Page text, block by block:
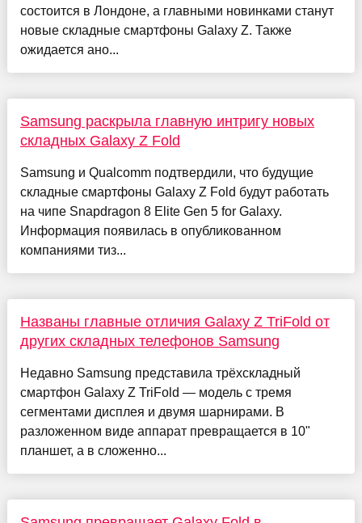
состоится в Лондоне, а главными новинками станут
новые складные смартфоны Galaxy Z. Также
ожидается ано...
Samsung раскрыла главную интригу новых
складных Galaxy Z Fold
Samsung и Qualcomm подтвердили, что будущие
складные смартфоны Galaxy Z Fold будут работать
на чипе Snapdragon 8 Elite Gen 5 for Galaxy.
Информация появилась в опубликованном
компаниями тиз...
Названы главные отличия Galaxy Z TriFold от
других складных телефонов Samsung
Недавно Samsung представила трёхскладный
смартфон Galaxy Z TriFold — модель с тремя
сегментами дисплея и двумя шарнирами. В
разложенном виде аппарат превращается в 10"
планшет, а в сложенно...